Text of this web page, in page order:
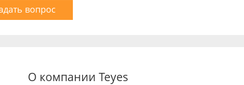
вопрос
О компании Teyes